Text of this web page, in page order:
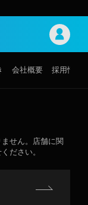
会社概要 採用情報
せん。店舗に関
ださい。